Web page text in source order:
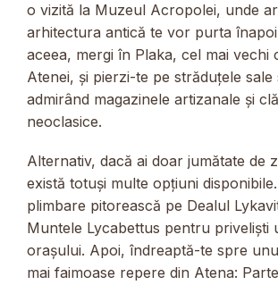
o vizită la Muzeul Acropolei, unde
arhitectura antică te vor purta
aceea, mergi în Plaka, cel mai vechi
Atenei, și pierzi-te pe străduțele sale
admirând magazinele artizanale și
neoclasice.
Alternativ, dacă ai doar jumătate de
există totuși multe opțiuni
plimbare pitorească pe Dealul
Muntele Lycabettus pentru priveliști
orașului. Apoi, îndreaptă-te spre
mai faimoase repere din Atena: